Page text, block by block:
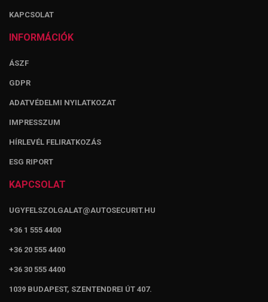
KAPCSOLAT
INFORMÁCIÓK
ÁSZF
GDPR
ADATVÉDELMI NYILATKOZAT
IMPRESSZUM
HÍRLEVÉL FELIRATKOZÁS
ESG RIPORT
KAPCSOLAT
UGYFELSZOLGALAT@AUTOSECURIT.HU
+36 1 555 4400
+36 20 555 4400
+36 30 555 4400
1039 BUDAPEST, SZENTENDREI ÚT 407.